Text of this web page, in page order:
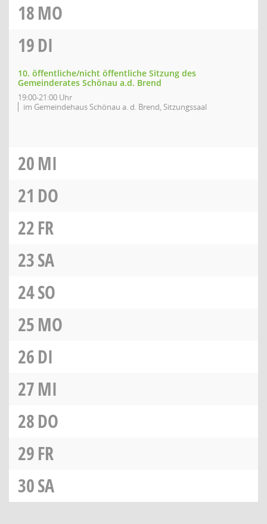
18MO
19DI
10. öffentliche/nicht öffentliche Sitzung des
Gemeinderates Schönau a.d. Brend
19:00-21:00 Uhr
im Gemeindehaus Schönau a. d. Brend, Sitzungssaal
20MI
21 DO
22FR
23SA
24SO
25MO
26DI
27MI
28DO
29FR
30SA